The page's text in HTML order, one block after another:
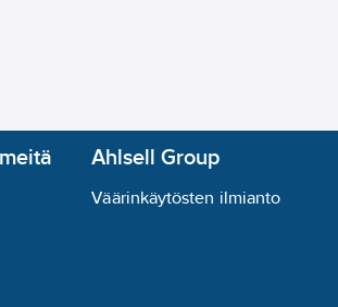
Ahlsell Group
Väärinkäytösten ilmianto